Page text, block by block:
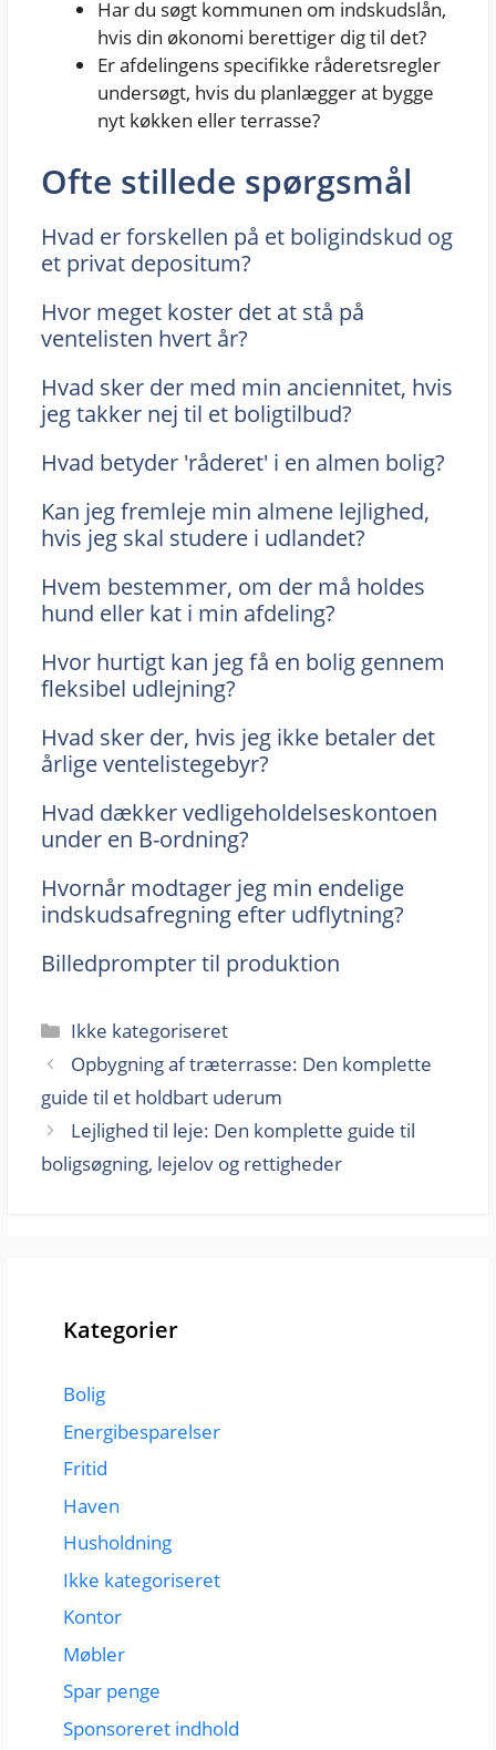
Har du søgt kommunen om indskudslån,
hvis din økonomi berettiger dig til det?
Er afdelingens specifikke råderetsregler
undersøgt, hvis du planlægger at bygge
nyt køkken eller terrasse?
Ofte stillede spørgsmål
Hvad er forskellen på et boligindskud og
et privat depositum?
Hvor meget koster det at stå på
ventelisten hvert år?
Hvad sker der med min anciennitet, hvis
jeg takker nej til et boligtilbud?
Hvad betyder 'råderet' i en almen bolig?
Kan jeg fremleje min almene lejlighed,
hvis jeg skal studere i udlandet?
Hvem bestemmer, om der må holdes
hund eller kat i min afdeling?
Hvor hurtigt kan jeg få en bolig gennem
fleksibel udlejning?
Hvad sker der, hvis jeg ikke betaler det
årlige ventelistegebyr?
Hvad dækker vedligeholdelseskontoen
under en B-ordning?
Hvornår modtager jeg min endelige
indskudsafregning efter udflytning?
Billedprompter til produktion
Kategorier
Ikke kategoriseret
Opbygning af træterrasse: Den komplette
guide til et holdbart uderum
Lejlighed til leje: Den komplette guide til
boligsøgning, lejelov og rettigheder
Kategorier
Bolig
Energibesparelser
Fritid
Haven
Husholdning
Ikke kategoriseret
Kontor
Møbler
Spar penge
Sponsoreret indhold